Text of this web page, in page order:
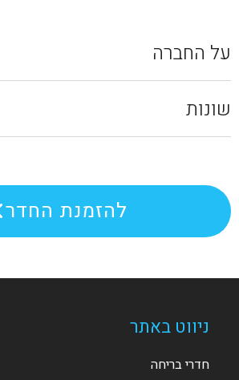
על החברה
שונות
להזמנת החדר
ניווט באתר
חדרי בריחה